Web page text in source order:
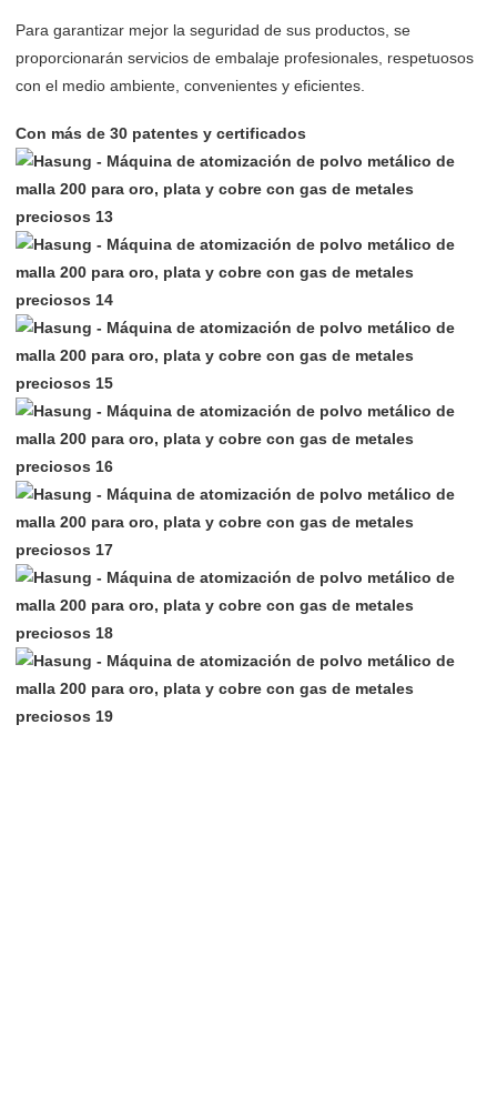
Para garantizar mejor la seguridad de sus productos, se
proporcionarán servicios de embalaje profesionales, respetuosos
con el medio ambiente, convenientes y eficientes.
Con más de 30 patentes y certificados